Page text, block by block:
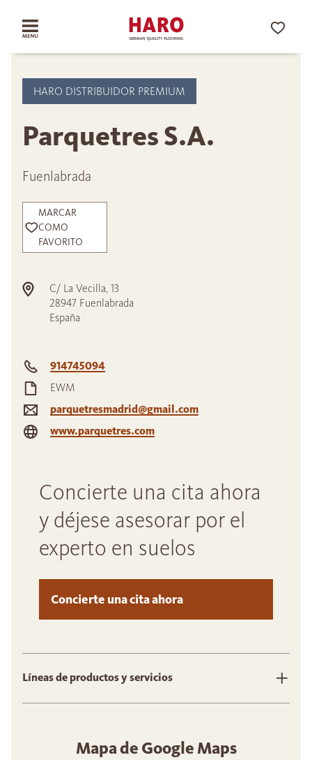
HARO DISTRIBUIDOR PREMIUM
Parquetres S.A.
Fuenlabrada
MARCAR
COMO
FAVORITO
C/ La Vecilla, 13
28947 Fuenlabrada
España
914745094
EWM
parquetresmadrid@gmail.com
www.parquetres.com
Concierte una cita ahora
y déjese asesorar por el
experto en suelos
Concierte una cita ahora
Líneas de productos y servicios
Mapa de Google Maps